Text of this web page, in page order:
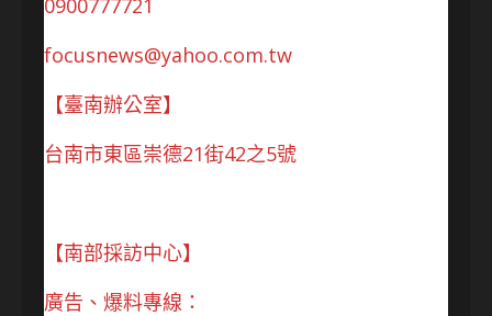
0900777721
focusnews@yahoo.com.tw
【臺南辦公室】
台南市東區崇德21街42之5號
【南部採訪中心】
廣告、爆料專線：